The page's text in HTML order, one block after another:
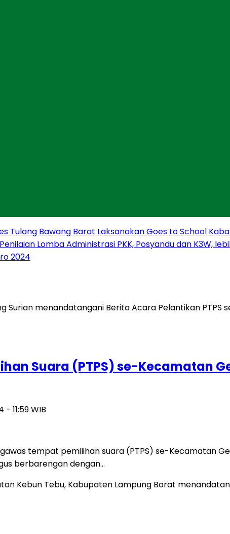
Tulang Bawang Barat Laksanakan Goes to School
Penilaian Lomba Administrasi PKK, Posyandu dan K3W,
2024
Suara (PTPS) se-Kecamatan
11:59 WIB
tempat pemilihan suara (PTPS) se-Kecamatan
berbarengan dengan…